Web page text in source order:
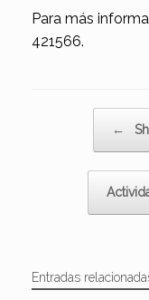
Para más
421566.
←
Entradas